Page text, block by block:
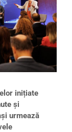
inițiate
și
urmează